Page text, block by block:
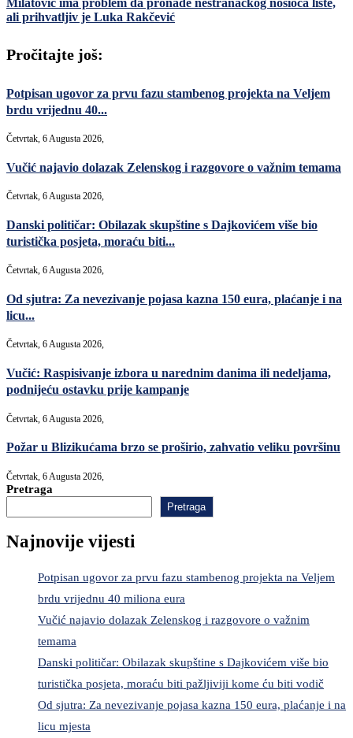
Milatović ima problem da pronađe nestranačkog nosioca liste,
ali prihvatljiv je Luka Rakčević
Pročitajte još:
Potpisan ugovor za prvu fazu stambenog projekta na Veljem
brdu vrijednu 40...
Četvrtak, 6 Augusta 2026,
Vučić najavio dolazak Zelenskog i razgovore o važnim temama
Četvrtak, 6 Augusta 2026,
Danski političar: Obilazak skupštine s Dajkovićem više bio
turistička posjeta, moraću biti...
Četvrtak, 6 Augusta 2026,
Od sjutra: Za nevezivanje pojasa kazna 150 eura, plaćanje i na
licu...
Četvrtak, 6 Augusta 2026,
Vučić: Raspisivanje izbora u narednim danima ili nedeljama,
podnijeću ostavku prije kampanje
Četvrtak, 6 Augusta 2026,
Požar u Blizikućama brzo se proširio, zahvatio veliku površinu
Četvrtak, 6 Augusta 2026,
Pretraga
Pretraga
Najnovije vijesti
Potpisan ugovor za prvu fazu stambenog projekta na Veljem
brdu vrijednu 40 miliona eura
Vučić najavio dolazak Zelenskog i razgovore o važnim
temama
Danski političar: Obilazak skupštine s Dajkovićem više bio
turistička posjeta, moraću biti pažljiviji kome ću biti vodič
Od sjutra: Za nevezivanje pojasa kazna 150 eura, plaćanje i na
licu mjesta